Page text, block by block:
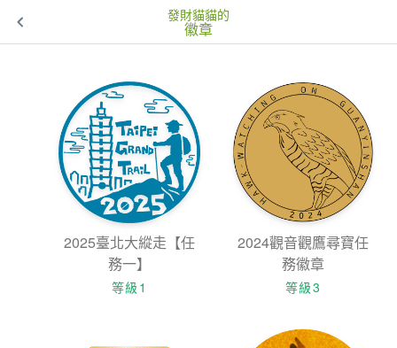
發財貓貓的
徽章
2025臺北大縱走【任
務一】
等級1
2024觀音觀鷹尋寶任
務徽章
等級3